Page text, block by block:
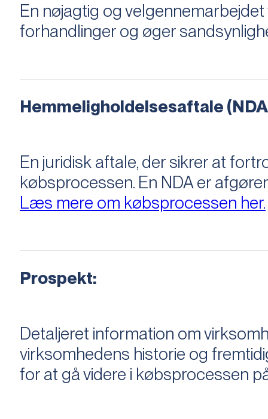
En nøjagtig og
forhandlinger og øger
Hemmeligholdelsesaftale
En juridisk aftale, der sikrer at
købsprocessen​​. En NDA er
Læs mere om købsprocessen her.
Prospekt:
Detaljeret information om
virksomhedens historie og
for at gå videre i købsprocessen